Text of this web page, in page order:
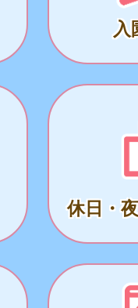
入
休日・